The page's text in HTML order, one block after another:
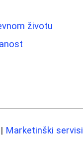
životu
| Marketinški servisi